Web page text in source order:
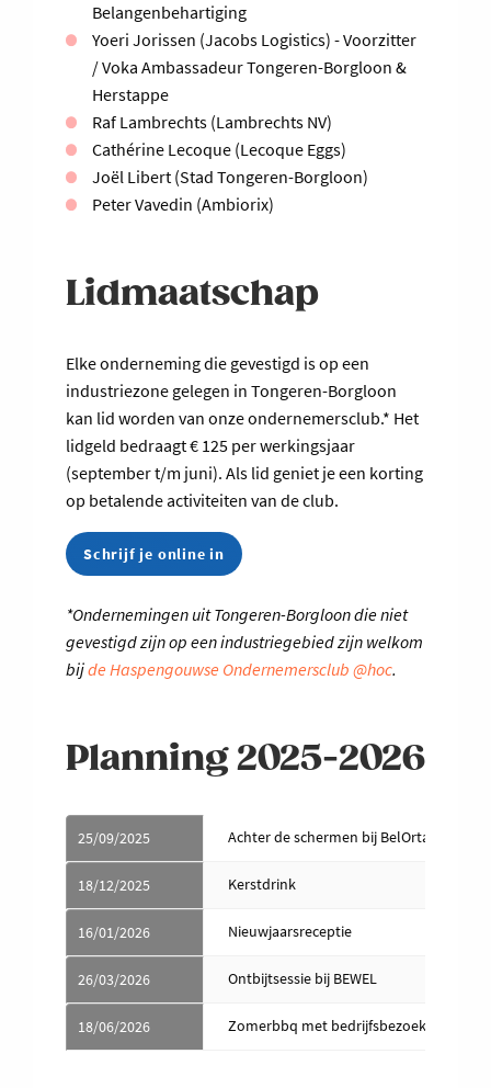
Belangenbehartiging
Yoeri Jorissen (Jacobs Logistics) - Voorzitter
/ Voka Ambassadeur Tongeren-Borgloon &
Herstappe
Raf Lambrechts (Lambrechts NV)
Cathérine Lecoque (Lecoque Eggs)
Joël Libert (Stad Tongeren-Borgloon)
Peter Vavedin (Ambiorix)
Lidmaatschap
Elke onderneming die gevestigd is op een
industriezone gelegen in Tongeren-Borgloon
kan lid worden van onze ondernemersclub.* Het
lidgeld bedraagt € 125 per werkingsjaar
(september t/m juni). Als lid geniet je een korting
op betalende activiteiten van de club.
Schrijf je online in
*Ondernemingen uit Tongeren-Borgloon die niet
gevestigd zijn op een industriegebied zijn welkom
bijde Haspengouwse Ondernemersclub @hoc.
Planning 2025-2026
25/09/2025 Achter de schermen bij BelOrta
18/12/2025 Kerstdrink
16/01/2026 Nieuwjaarsreceptie
26/03/2026 Ontbijtsessie bij BEWEL
18/06/2026 Zomerbbq met bedrijfsbezoek